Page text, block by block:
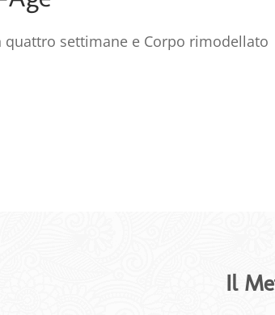
quattro settimane e Corpo rimodellato
Il